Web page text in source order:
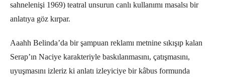
sahnelenişi 1969) teatral unsurun canlı kullanımı masalsı bir
anlatıya göz kırpar.
Aaahh Belinda’da bir şampuan reklamı metnine sıkışıp kalan
Serap’ın Naciye karakteriyle baskılanmasını, çatışmasını,
uyuşmasını izleriz ki anlatı izleyiciye bir kâbus formunda